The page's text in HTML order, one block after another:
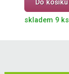
Do košíku
skladem 9 ks